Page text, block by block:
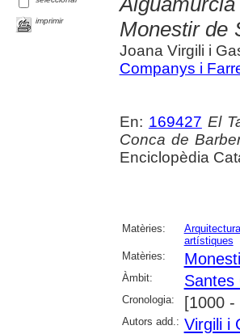
imprimir
Monestir de
Joana Virgili i
Companys i
En: 169427 El
Conca de
Enciclopèdia
Matèries:
artístiques
Matèries:
Àmbit: Santes
Cronologia: [1000 -
Autors add.: Virgili i